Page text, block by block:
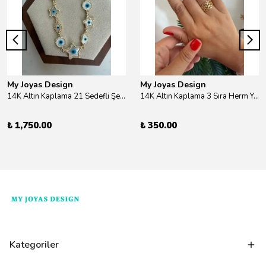
My Joyas Design
14K Altın Kaplama 21 Sedefli Şekiller Kolye 46cm
₺ 1,750.00
My Joyas Design
14K Altın Kaplama 3 Sıra Herm Yüzük Gold
₺ 350.00
Kategoriler